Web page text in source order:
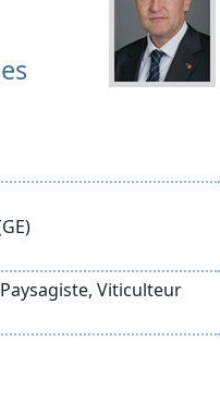
Viticulteur